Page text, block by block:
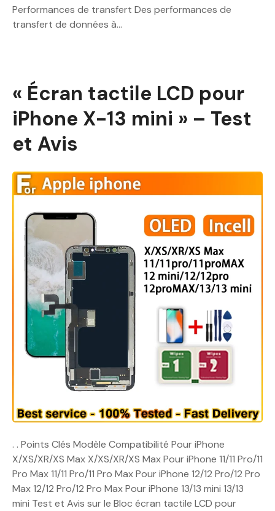
Performances de transfert Des performances de
transfert de données à…
« Écran tactile LCD pour
iPhone X-13 mini » – Test
et Avis
. . Points Clés Modèle Compatibilité Pour iPhone
X/XS/XR/XS Max X/XS/XR/XS Max Pour iPhone 11/11 Pro/11
Pro Max 11/11 Pro/11 Pro Max Pour iPhone 12/12 Pro/12 Pro
Max 12/12 Pro/12 Pro Max Pour iPhone 13/13 mini 13/13
mini Test et Avis sur le Bloc écran tactile LCD pour